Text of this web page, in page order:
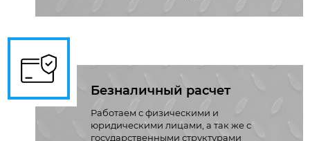
Безналичный расчет
Работаем с физическими и
юридическими лицами, а так же с
государственными структурами